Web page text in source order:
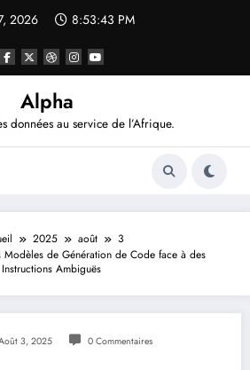
2026 8:53:44 PM
Alpha
données au service de l’Afrique.
2025 août
3
Modèles de Génération de Code face à des
Instructions Ambiguës
3, 2025 0 Commentaires